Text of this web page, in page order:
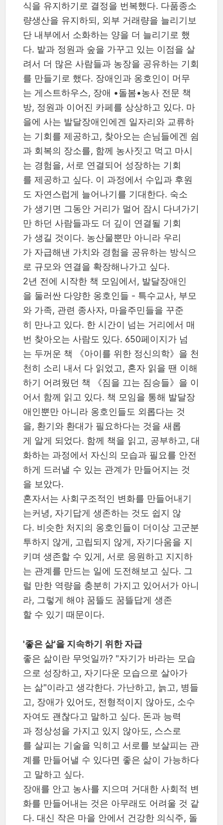
식을 유지하기로 결정을 번복했다. 다품종소
량생산을 유지하되, 외부 거래량을 늘리기보
단 내부에서 소화하는 양을 더 늘리기로 했
다. 밭과 정원과 숲을 가꾸고 있는 이점을 살
려서 더 많은 사람들과 농장을 공유하는 기회
를 만들기로 했다. 장애인과 옹호인이 머무
는 게스트하우스, 장애 •돌봄•농사 전문 책
방, 정원과 이어진 카페를 상상하고 있다. 마
을에 사는 발달장애인에겐 일자리와 교류하
는 기회를 제공하고, 찾아오는 손님들에겐 쉼
과 회복의 장소를, 함께 농사짓고 먹고 마시
는 경험을, 서로 연결되어 성장하는 기회
를 제공하고 싶다. 이 과정에서 수입과 후원
도 자연스럽게 늘어나기를 기대한다. 숙소
가 생기면 그동안 거리가 멀어 잠시 다녀가기
만 하던 사람들과도 더 깊이 연결될 기회
가 생길 것이다. 농산물뿐만 아니라 우리
가 자급해낸 가치와 경험을 공유하는 방식으
로 규모와 연결을 확장해나가고 싶다.
2년 전에 시작한 책 모임에서, 발달장애인
을 둘러싼 다양한 옹호인들 - 특수교사, 부모
와 가족, 관련 종사자, 마을주민들을 꾸준
히 만나고 있다. 한 시간이 넘는 거리에서 매
번 찾아오는 사람도 있다. 650페이지가 넘
는 두꺼운 책 《아이를 위한 정신의학》을 천
천히 소리 내서 다 읽었고, 혼자 읽을 땐 이해
하기 어려웠던 책 《짐을 끄는 짐승들》을 이
어서 함께 읽고 있다. 책 모임을 통해 발달장
애인뿐만 아니라 옹호인들도 외롭다는 것
을, 환기와 환대가 필요하다는 것을 새롭
게 알게 되었다. 함께 책을 읽고, 공부하고, 대
화하는 과정에서 자신의 모습과 필요를 안전
하게 드러낼 수 있는 관계가 만들어지는 것
을 보았다.
혼자서는 사회구조적인 변화를 만들어내기
는커녕, 자기답게 생존하는 것도 쉽지 않
다. 비슷한 처지의 옹호인들이 더이상 고군분
투하지 않게, 고립되지 않게, 자기다움을 지
키며 생존할 수 있게, 서로 응원하고 지지하
는 관계를 만드는 일에 도전해보고 싶다. 그
럴 만한 역량을 충분히 가지고 있어서가 아니
라, 그렇게 해야 꿈뜰도 꿈뜰답게 생존
할 수 있기 때문이다.
'좋은 삶'을 지속하기 위한 자급
좋은 삶이란 무엇일까? "자기가 바라는 모습
으로 성장하고, 자기다운 모습으로 살아가
는 삶"이라고 생각한다. 가난하고, 늙고, 병들
고, 장애가 있어도, 전형적이지 않아도, 소수
자여도 괜찮다고 말하고 싶다. 돈과 능력
과 정상성을 가지고 있지 않아도, 스스로
를 살피는 기술을 익히고 서로를 보살피는 관
계를 만들어낼 수 있다면 좋은 삶이 가능하다
고 말하고 싶다.
장애를 안고 농사를 지으며 거대한 사회적 변
화를 만들어내는 것은 아무래도 어려울 것 같
다. 대신 작은 마을 안에서 건강한 의식주, 돌